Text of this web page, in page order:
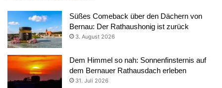
Süßes Comeback über den Dächern von
Bernau: Der Rathaushonig ist zurück
3. August 2026
Dem Himmel so nah: Sonnenfinsternis auf
dem Bernauer Rathausdach erleben
31. Juli 2026